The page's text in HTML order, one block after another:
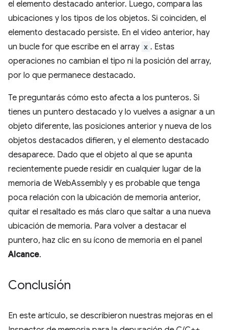
el elemento destacado anterior. Luego, compara las
ubicaciones y los tipos de los objetos. Si coinciden, el
elemento destacado persiste. En el video anterior, hay
un bucle for que escribe en el array x . Estas
operaciones no cambian el tipo ni la posición del array,
por lo que permanece destacado.
Te preguntarás cómo esto afecta a los punteros. Si
tienes un puntero destacado y lo vuelves a asignar a un
objeto diferente, las posiciones anterior y nueva de los
objetos destacados difieren, y el elemento destacado
desaparece. Dado que el objeto al que se apunta
recientemente puede residir en cualquier lugar de la
memoria de WebAssembly y es probable que tenga
poca relación con la ubicación de memoria anterior,
quitar el resaltado es más claro que saltar a una nueva
ubicación de memoria. Para volver a destacar el
puntero, haz clic en su ícono de memoria en el panel
Alcance.
Conclusión
En este artículo, se describieron nuestras mejoras en el